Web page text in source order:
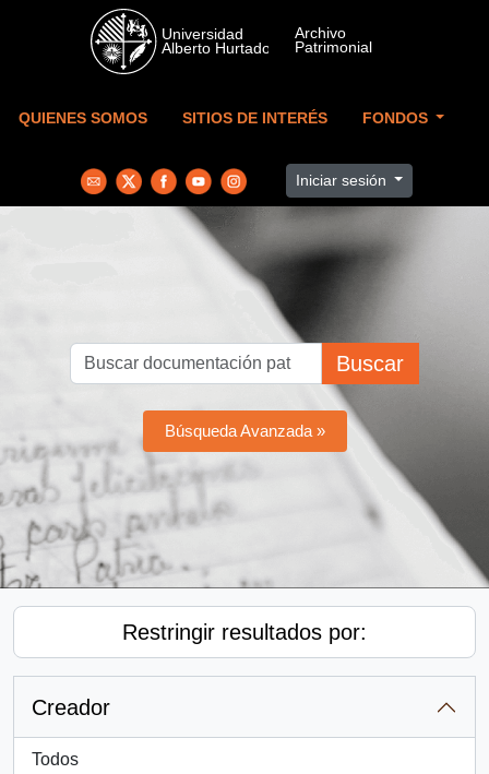
Skip to main content
QUIENES SOMOS SITIOS DE INTERÉS FONDOS
Iniciar sesión
Buscar
Búsqueda Avanzada »
Restringir resultados por:
Creador
Todos